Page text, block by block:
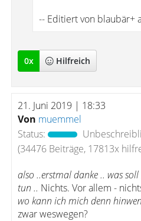
-- Editiert von blaubär+
0x Hilfreich
21. Juni 2019 | 18:33
Von muemmel
Status:
(34476 Beiträge, 17813x
also ..erstmal danke .. was
tun .. Nichts. Vor allem -
wo kann ich mich denn
zwar weswegen?